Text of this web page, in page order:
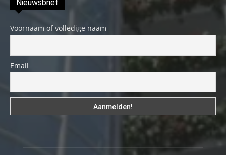
Nieuwsbrief
Voornaam of volledige naam
Email